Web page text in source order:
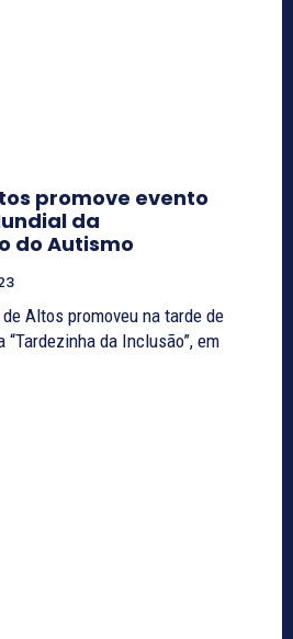
promove evento
da
do Autismo
Altos promoveu na tarde de
da Inclusão”, em